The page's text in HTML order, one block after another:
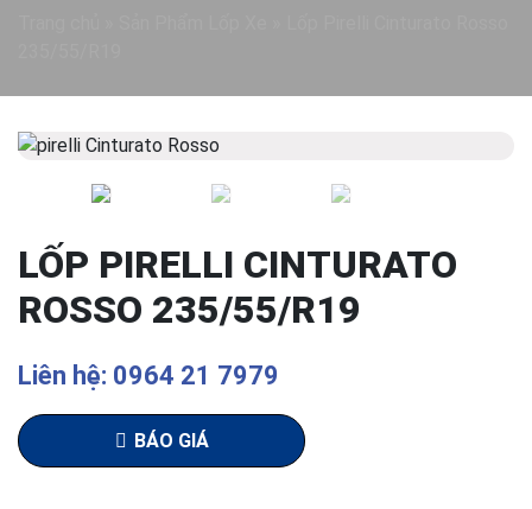
Previous
LỐP PIRELLI CINTURATO
ROSSO 235/55/R19
Liên hệ: 0964 21 7979
BÁO GIÁ